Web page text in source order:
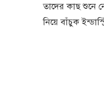
তাদের কাছ শুনে
নিয়ে বাঁচুক